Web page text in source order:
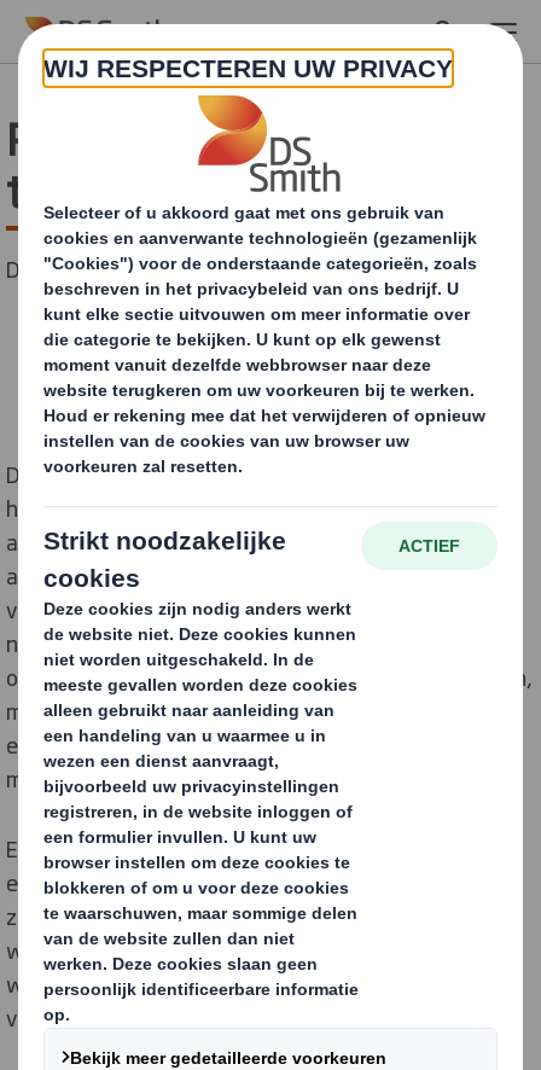
Skip to main content
Recycling essentieel
tijdens Covid-19
Door Sam Jones, Sustainability Lead bij DS Smith
De Covid-19-pandemie mag onze werkgewoonten
hebben veranderd, net als de manier waarop we met
anderen omgaan, maar de klimaatcrisis is nog steeds
actueel, ook nu de wereld op slot is gegaan. In een tijd
van crisis kan het gemakkelijk zijn om de netto
nultoezeggingen te vergeten die bedrijven en landen
over de hele wereld de afgelopen jaren hebben gedaan,
maar ze staan nog steeds overeind en herinneren ons
eraan dat het verminderen van onze impact op het
milieu belangrijker is dan ooit.
Een manier om dit te bewerkstelligen is de circulaire
economie, met als een van de belangrijkste pijlers het
zo lang mogelijk in omloop houden van materialen,
waardoor de behoefte aan ongerepte materialen
wordt verminderd en uiteindelijk het buitensporige
verbruik van hulpbronnen wordt beperkt.